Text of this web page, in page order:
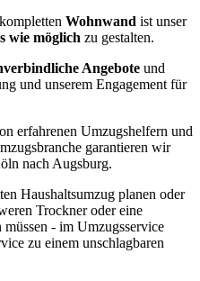
Wohnwand ist unser
wie möglich zu gestalten.
Angebote und
und unserem Engagement für
erfahrenen Umzugshelfern und
garantieren wir
nach Augsburg.
Haushaltsumzug planen oder
Trockner oder eine
- im Umzugsservice
zu einem unschlagbaren